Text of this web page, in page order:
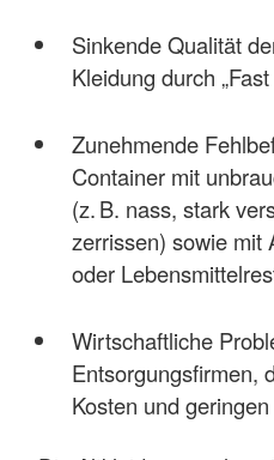
Sinkende Qualität
Kleidung durch
Zunehmende
Container mit
(z. B. nass, stark
zerrissen) sowie mit
oder
Wirtschaftliche
Entsorgungsfirmen,
Kosten und